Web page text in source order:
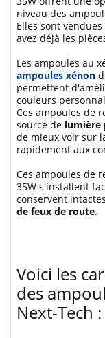
niveau des
Elles sont
avez déjà les
Les ampoules au
ampoules xénon
permettent
couleurs
Ces ampoules de
source de lumière
de mieux voir sur
rapidement aux
Ces ampoules de
35W s'installent
conservent
de feux de route.
Voici les
des
Next-Tech :